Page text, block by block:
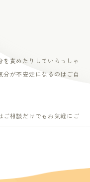
を責めたりしていらっしゃ
が不安定になるのはご自
ご相談だけでもお気軽にご